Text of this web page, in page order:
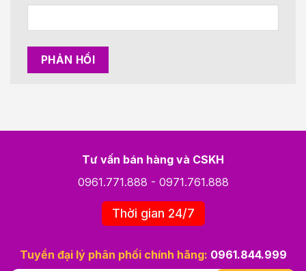
Tư vấn bán hàng và CSKH
0961.771.888 - 0971.761.888
Thời gian 24/7
Tuyển đại lý phân phối chính hãng: 0961.844.999